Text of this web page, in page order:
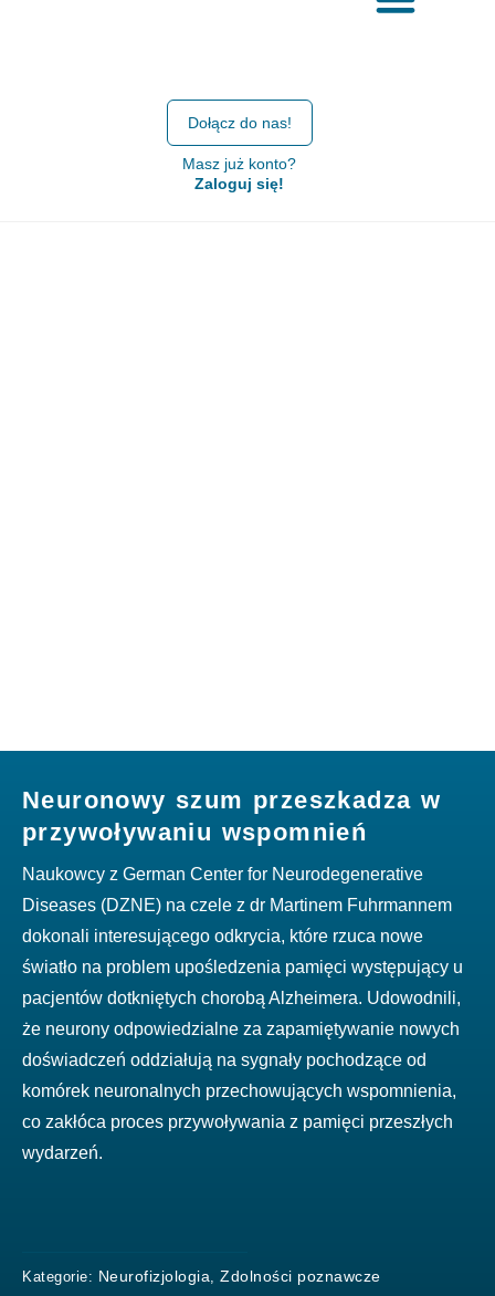
Dołącz do nas!
Masz już konto?
Zaloguj się!
Neuronowy szum przeszkadza w
przywoływaniu wspomnień
Naukowcy z German Center for Neurodegenerative
Diseases (DZNE) na czele z dr Martinem Fuhrmannem
dokonali interesującego odkrycia, które rzuca nowe
światło na problem upośledzenia pamięci występujący u
pacjentów dotkniętych chorobą Alzheimera. Udowodnili,
że neurony odpowiedzialne za zapamiętywanie nowych
doświadczeń oddziałują na sygnały pochodzące od
komórek neuronalnych przechowujących wspomnienia,
co zakłóca proces przywoływania z pamięci przeszłych
wydarzeń.
Kategorie: Neurofizjologia, Zdolności poznawcze